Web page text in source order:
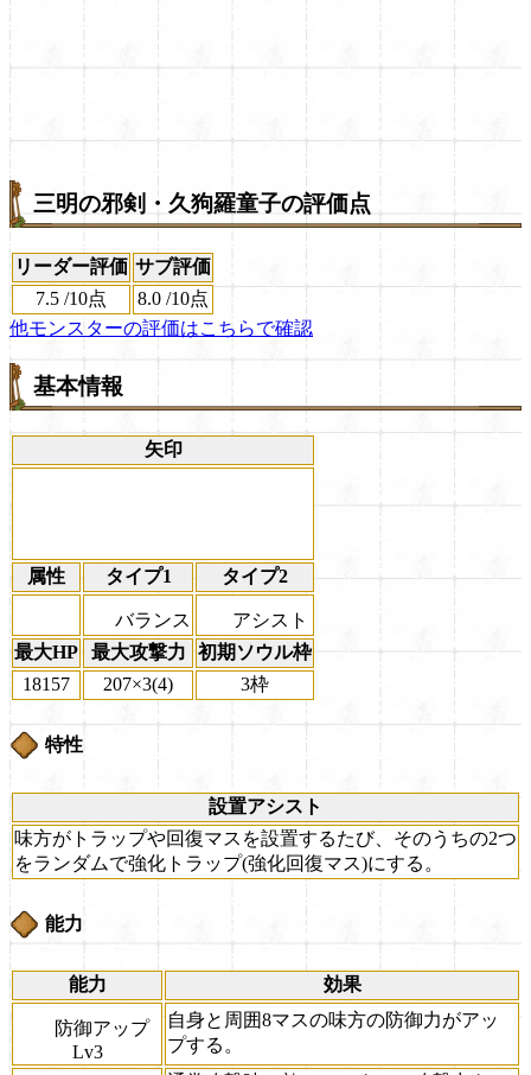
三明の邪剣・久狗羅童子の評価点
リーダー評価 サブ評価
7.5 /10点 8.0 /10点
他モンスターの評価はこちらで確認
基本情報
矢印
属性 タイプ1 タイプ2
バランス
アシスト
最大HP
最大攻撃力
初期ソウル枠
18157
207×3(4) 3枠
特性
設置アシスト
味方がトラップや回復マスを設置するたび、そのうちの2つ
をランダムで強化トラップ(強化回復マス)にする。
能力
能力 効果
防御アップ
Lv3
自身と周囲8マスの味方の防御力がアッ
プする。